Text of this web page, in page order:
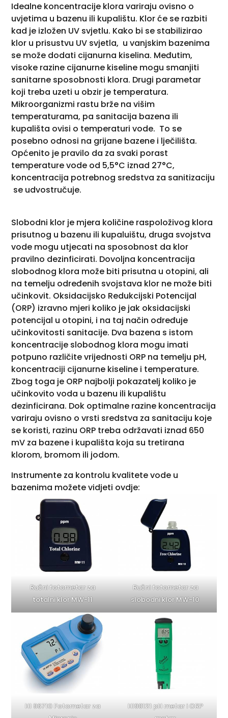
Idealne koncentracije klora variraju ovisno o
uvjetima u bazenu ili kupalištu. Klor će se razbiti
kad je izložen UV svjetlu. Kako bi se stabilizirao
klor u prisustvu UV svjetla, u vanjskim bazenima
se može dodati cijanurna kiselina. Međutim,
visoke razine cijanurne kiseline mogu smanjiti
sanitarne sposobnosti klora. Drugi parametar
koji treba uzeti u obzir je temperatura.
Mikroorganizmi rastu brže na višim
temperaturama, pa sanitacija bazena ili
kupališta ovisi o temperaturi vode. To se
posebno odnosi na grijane bazene i lječilišta.
Općenito je pravilo da za svaki porast
temperature vode od 5,5°C iznad 27°C,
koncentracija potrebnog sredstva za sanitizaciju
se udvostručuje.
Slobodni klor je mjera količine raspoloživog klora
prisutnog u bazenu ili kupaluištu, druga svojstva
vode mogu utjecati na sposobnost da klor
pravilno dezinficirati. Dovoljna koncentracija
slobodnog klora može biti prisutna u otopini, ali
na temelju određenih svojstava klor ne može biti
učinkovit. Oksidacijsko Redukcijski Potencijal
(ORP) izravno mjeri koliko je jak oksidacijski
potencijal u otopini, i na taj način određuje
učinkovitosti sanitacije. Dva bazena s istom
koncentracije slobodnog klora mogu imati
potpuno različite vrijednosti ORP na temelju pH,
koncentraciji cijanurne kiseline i temperature.
Zbog toga je ORP najbolji pokazatelj koliko je
učinkovito voda u bazenu ili kupalištu
dezinficirana. Dok optimalne razine koncentracija
variraju ovisno o vrsti sredstva za sanitaciju koje
se koristi, razinu ORP treba održavati iznad 650
mV za bazene i kupališta koja su tretirana
klorom, bromom ili jodom.
Instrumente za kontrolu kvalitete vode u
bazenima možete vidjeti ovdje:
Ručni fotometar za
totalni klor MW-11
Ručni fotometar za
slobodni klor MW-10
HI 96710 Fotometar za
HI98121 pH metar i ORP